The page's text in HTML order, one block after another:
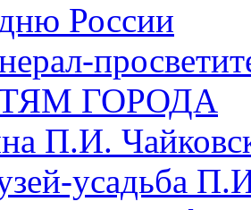
России
ГОРОДА
П.И.
усадьба